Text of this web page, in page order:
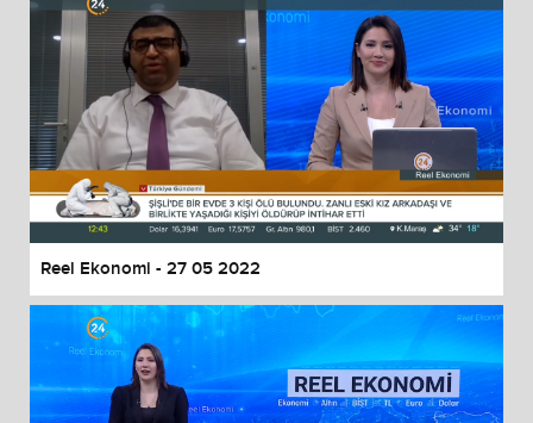
Reel Ekonomi - 27 05 2022